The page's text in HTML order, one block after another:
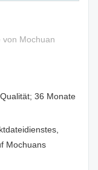
von Mochuan
36 Monate
Mochuans